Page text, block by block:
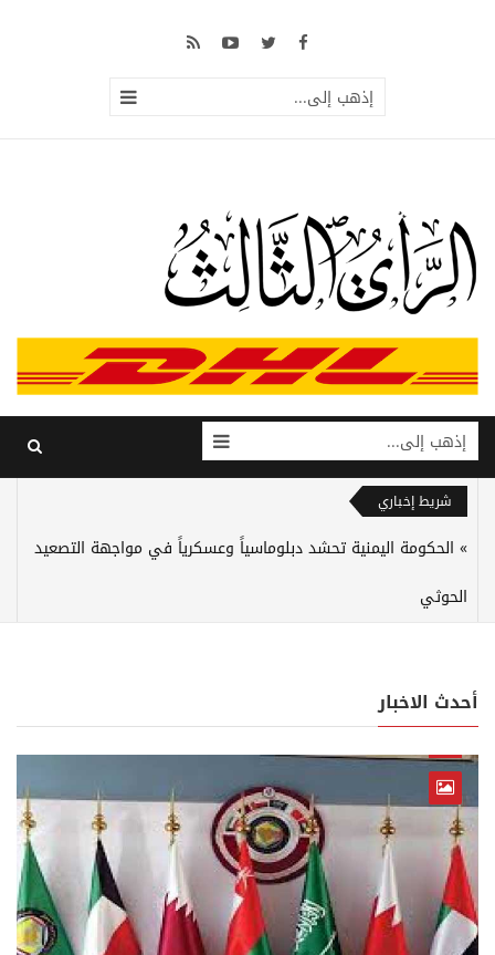
إذهب إلى...
إذهب إلى...
شريط إخباري
الحكومة اليمنية تحشد دبلوماسياً وعسكرياً في مواجهة التصعيد
الحوثي
أحدث الاخبار